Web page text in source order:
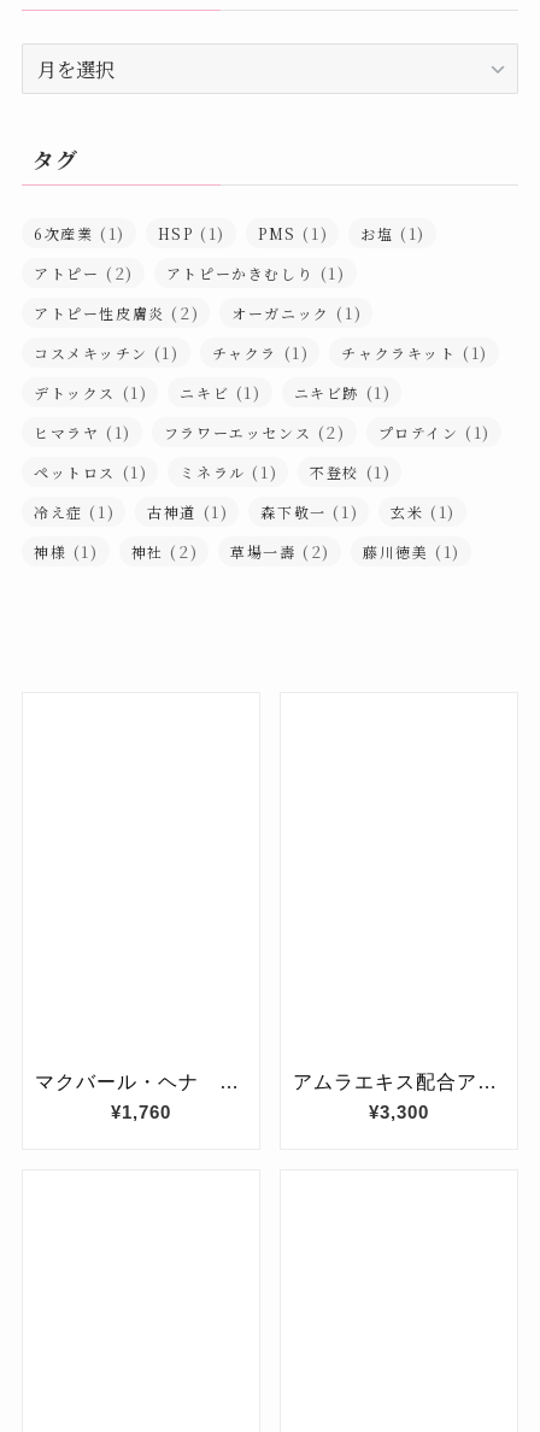
ア
ー
ブ
タグ
6次産業 (1) HSP (1) PMS (1) お塩 (1)
アトピー (2) アトピーかきむしり (1)
アトピー性皮膚炎 (2) オーガニック (1)
コスメキッチン (1) チャクラ (1) チャクラキット (1)
デトックス (1) ニキビ (1) ニキビ跡 (1)
ヒマラヤ (1) フラワーエッセンス (2) プロテイン (1)
ペットロス (1) ミネラル (1) 不登校 (1)
冷え症 (1) 古神道 (1) 森下敬一 (1) 玄米 (1)
神様 (1) 神社 (2) 草場一壽 (2) 藤川徳美 (1)